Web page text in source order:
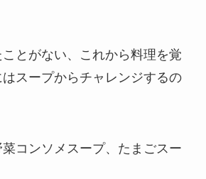
とがない、これから料理を覚
スープからチャレンジするの
コンソメスープ、たまごスー